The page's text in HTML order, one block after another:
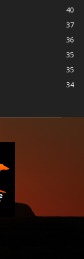
40
37
36
35
35
34